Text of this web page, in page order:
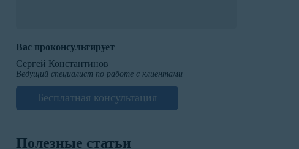
Вас проконсультирует
Сергей Константинов
Ведущий специалист по работе с клиентами
Бесплатная консультация
Полезные статьи